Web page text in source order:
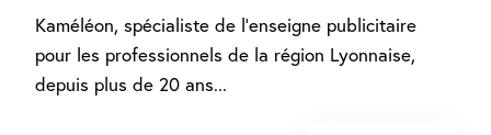
Kaméléon, spécialiste de l’enseigne publicitaire
pour les professionnels de la région Lyonnaise,
depuis plus de 20 ans...